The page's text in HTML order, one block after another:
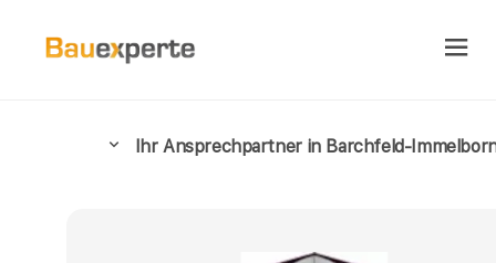
Ihr Ansprechpartner in Barchfeld-